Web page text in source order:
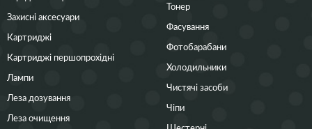
Захисні аксесуари
Картриджі
Картриджі першопрохідні
Лампи
Леза дозування
Леза очищення
Тонер
Фасування
Фотобарабани
Холодильники
Чистячі засоби
Чіпи